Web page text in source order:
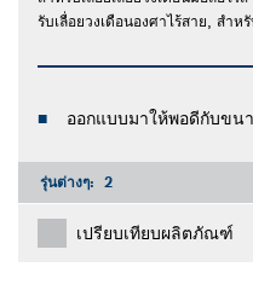
รับเลื่อยวงเดือนองศาไร้สาย, สําห
ออกแบบมาให้พอดีกับขน
รุ่นต่างๆ: 2
เปรียบเทียบผลิตภัณฑ์